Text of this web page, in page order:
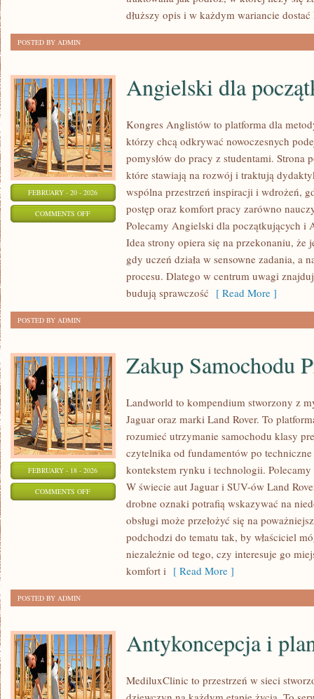
dłuższy opis i w każdym wariancie
POSTED BY ADMIN
FEBRUARY - 20 - 2026
COMMENTS OFFON
ANGIELSKI
POCZĄTKUJĄCYCH
Angielski dla
Kongres Anglistów to platforma dla
którzy chcą odkrywać nowoczesnych
pomysłów do pracy z studentami. Strona
które stawiają na rozwój i traktują
wspólna przestrzeń inspiracji i wdrożeń,
postęp oraz komfort pracy zarówno
Polecamy Angielski dla początkujących i
Idea strony opiera się na przekonaniu, że
gdy uczeń działa w sensowne zadania, a
procesu. Dlatego w centrum uwagi
budują sprawczość [ Read More ]
POSTED BY ADMIN
FEBRUARY - 18 - 2026
COMMENTS OFFON
SAMOCHODU
Zakup Samochodu
Landworld to kompendium stworzony z
Jaguar oraz marki Land Rover. To
rozumieć utrzymanie samochodu klasy
czytelnika od fundamentów po
kontekstem rynku i technologii.
W świecie aut Jaguar i SUV-ów Land
drobne oznaki potrafią wskazywać na
obsługi może przełożyć się na
podchodzi do tematu tak, by właściciel
niezależnie od tego, czy interesuje go
komfort i [ Read More ]
POSTED BY ADMIN
Antykoncepcja i
MediluxClinic to przestrzeń w sieci